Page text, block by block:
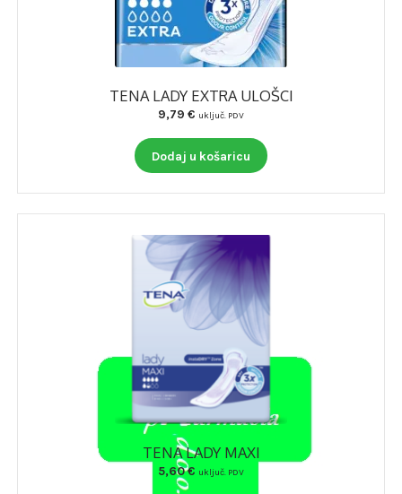
TENA LADY EXTRA ULOŠCI
9,79 € uključ. PDV
Dodaj u košaricu
TENA LADY MAXI
5,60€ uključ. PDV